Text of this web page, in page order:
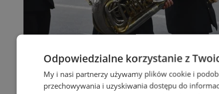
Odpowiedzialne korzystanie z
My i nasi partnerzy używamy plików cookie i
przechowywania i uzyskiwania dostępu do